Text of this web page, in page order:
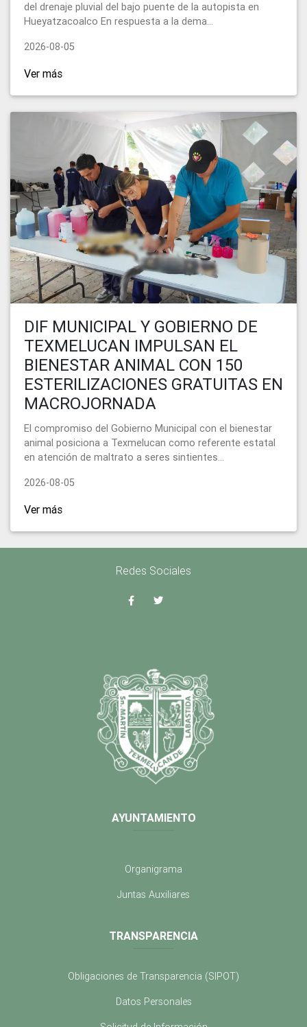
del drenaje pluvial del bajo puente de la autopista en
Hueyatzacoalco En respuesta a la dema...
2026-08-05
Ver más
DIF MUNICIPAL Y GOBIERNO DE
TEXMELUCAN IMPULSAN EL
BIENESTAR ANIMAL CON 150
ESTERILIZACIONES GRATUITAS EN
MACROJORNADA
El compromiso del Gobierno Municipal con el bienestar
animal posiciona a Texmelucan como referente estatal
en atención de maltrato a seres sintientes...
2026-08-05
Ver más
Redes Sociales
AYUNTAMIENTO
Organigrama
Juntas Auxiliares
TRANSPARENCIA
Obligaciones de Transparencia (SIPOT)
Datos Personales